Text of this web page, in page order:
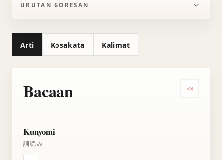
URUTAN GORESAN
Arti Kosakata Kalimat
Bacaan
Kunyomi
訓読み